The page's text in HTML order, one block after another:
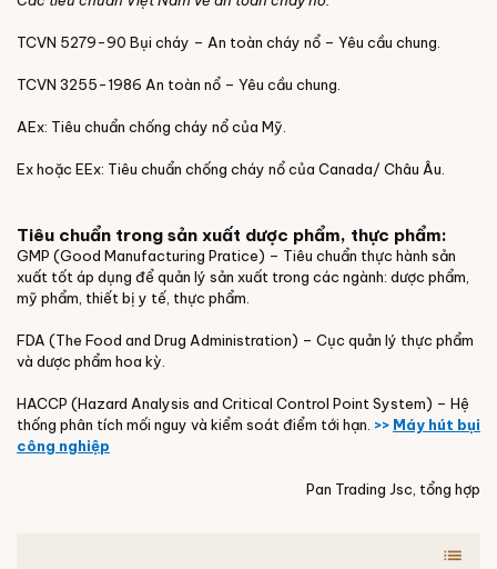
TCVN 5279-90 Bụi cháy – An toàn cháy nổ – Yêu cầu chung.
TCVN 3255-1986 An toàn nổ – Yêu cầu chung.
AEx: Tiêu chuẩn chống cháy nổ của Mỹ.
Ex hoặc EEx: Tiêu chuẩn chống cháy nổ của Canada/ Châu Âu.
Tiêu chuẩn trong sản xuất dược phẩm, thực phẩm:
GMP (Good Manufacturing Pratice) – Tiêu chuẩn thực hành sản
xuất tốt áp dụng để quản lý sản xuất trong các ngành: dược phẩm,
mỹ phẩm, thiết bị y tế, thực phẩm.
FDA (The Food and Drug Administration) – Cục quản lý thực phẩm
và dược phẩm hoa kỳ.
HACCP (Hazard Analysis and Critical Control Point System) – Hệ
thống phân tích mối nguy và kiểm soát điểm tới hạn. >> Máy hút bụi
công nghiệp
Pan Trading Jsc, tổng hợp
list